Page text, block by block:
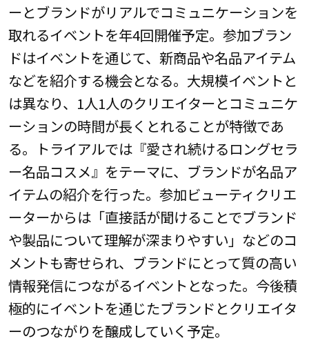
ーとブランドがリアルでコミュニケーションを
取れるイベントを年4回開催予定。参加ブラン
ドはイベントを通じて、新商品や名品アイテム
などを紹介する機会となる。大規模イベントと
は異なり、1人1人のクリエイターとコミュニケ
ーションの時間が長くとれることが特徴であ
る。トライアルでは『愛され続けるロングセラ
ー名品コスメ』をテーマに、ブランドが名品ア
イテムの紹介を行った。参加ビューティクリエ
ーターからは「直接話が聞けることでブランド
や製品について理解が深まりやすい」などのコ
メントも寄せられ、ブランドにとって質の高い
情報発信につながるイベントとなった。今後積
極的にイベントを通じたブランドとクリエイタ
ーのつながりを醸成していく予定。